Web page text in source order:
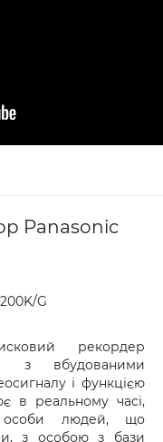
Panasonic
G
рекордер
з вбудованими
і функцією
в реальному часі,
особи людей, що
з особою з бази